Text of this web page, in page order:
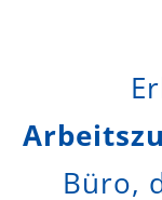
Büro,